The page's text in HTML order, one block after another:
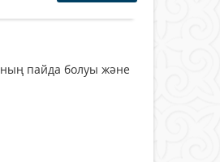
пайда болуы және